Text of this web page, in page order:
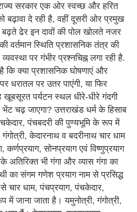
सरकार एक ओर स्वच्छ और हरित
बढ़ावा दे रही है, वहीं दूसरी ओर प्रमुख
ढेर इन दावों की पोल खोलते नजर
वर्तमान स्थिति प्रशासनिक तंत्र की
पर गंभीर प्रश्नचिह्न लगा रही है.
क्या प्रशासनिक घोषणाएं और
धरातल पर उतर पाएंगी, या फिर
खूबसूरत पर्यटन स्थल धीरे-धीरे गंदगी
चढ़ जाएगा? उत्तराखंड धर्म के हिसाब
पंचबदरी की पुण्यभूमि के रूप में
केदारनाथ व बदरीनाथ चार धाम
सोनप्रयाग एवं विष्णुप्रयाग
अतिरिक्त भी गंगा और व्यास गंगा का
का संगम गणेश प्रयाग नाम से प्रसिद्ध
चार धाम, पंचप्रयाग, पंचकेदार,
में जाना जाता है। यमुनोत्री, गंगोत्री,